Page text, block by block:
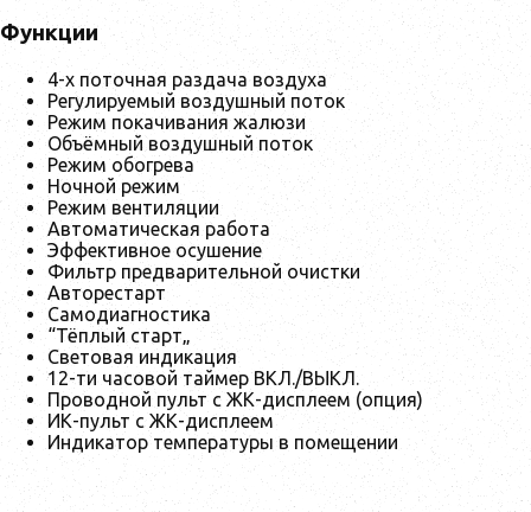
Функции
4-х поточная раздача воздуха
Регулируемый воздушный поток
Режим покачивания жалюзи
Объёмный воздушный поток
Режим обогрева
Ночной режим
Режим вентиляции
Автоматическая работа
Эффективное осушение
Фильтр предварительной очистки
Авторестарт
Самодиагностика
“Тёплый старт„
Световая индикация
12-ти часовой таймер ВКЛ./ВЫКЛ.
Проводной пульт с ЖК-дисплеем (опция)
ИК-пульт с ЖК-дисплеем
Индикатор температуры в помещении